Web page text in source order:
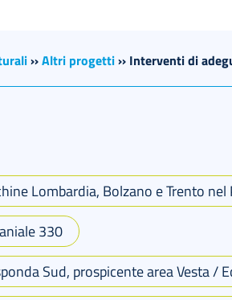
››Altri progetti›› Interventi di
Lombardia, Bolzano e Trento
330
Sud, prospicente area Vesta /